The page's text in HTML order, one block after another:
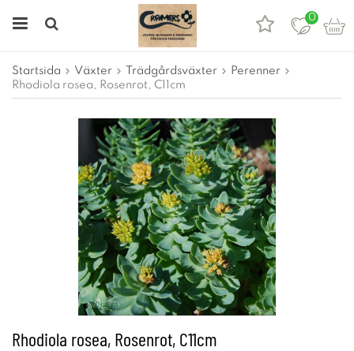
0
Startsida Växter Trädgårdsväxter
Perenner
Rhodiola rosea, Rosenrot, C11cm
Rhodiola rosea, Rosenrot, C11cm